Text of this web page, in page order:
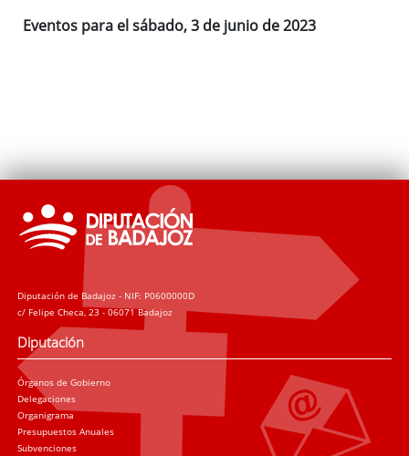
Eventos para el sábado, 3 de junio de 2023
Diputación de Badajoz - NIF: P0600000D
c/ Felipe Checa, 23 - 06071 Badajoz
Diputación
Órganos de Gobierno
Delegaciones
Organigrama
Presupuestos Anuales
Subvenciones